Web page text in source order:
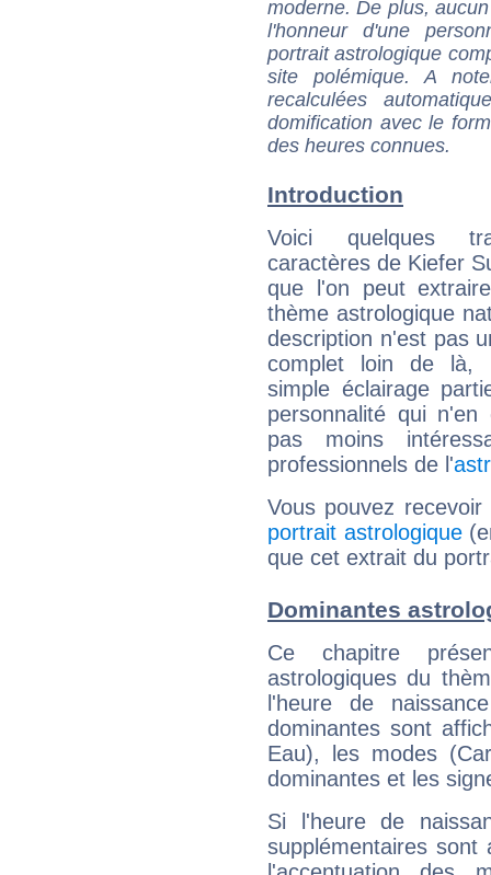
moderne. De plus,
l'honneur d'une
portrait astrologique
site polémique. A
recalculées
domification avec le
des heures connues.
Introduction
Voici quelques
caractères de Kiefer
que l'on peut
thème astrologique
description n'est pas
complet loin de là,
simple éclairage
personnalité qui n'en
pas moins
professionnels de l'
Vous pouvez
portrait astrologique
que cet extrait du
Dominantes
Ce chapitre
astrologiques du
l'heure de
dominantes sont
Eau), les modes
dominantes et les
Si l'heure de
supplémentaires sont